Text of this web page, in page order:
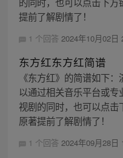
提前了解剧情了！
1 个回答 2024年10月02日
东方红东方红简谱
《东方红》的简谱如下
以通过相关音乐平台或
视剧的同时，也可以点击
原著提前了解剧情了！
1 个回答 2024年09月28日